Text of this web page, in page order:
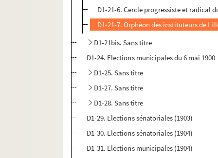
D1-21-6. Cercle progressiste et radical
D1-21-7. Orphéon des instituteurs de
D1-21bis. Sans titre
D1-24. Elections municipales du 6 mai 1900
D1-25. Sans titre
D1-27. Sans titre
D1-28. Sans titre
D1-29. Elections sénatoriales (1903)
D1-30. Elections sénatoriales (1904)
D1-31. Elections municipales (1904)